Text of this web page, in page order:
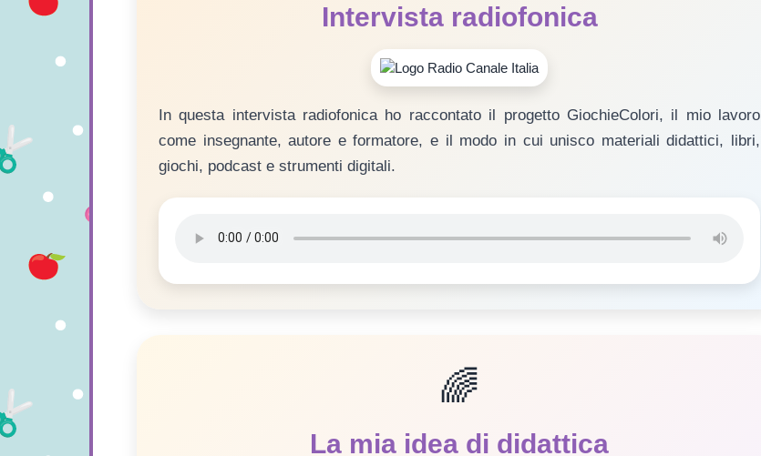
Intervista radiofonica
In questa intervista radiofonica ho raccontato il progetto GiochieColori, il mio lavoro
come insegnante, autore e formatore, e il modo in cui unisco materiali didattici, libri,
giochi, podcast e strumenti digitali.
🌈
La mia idea di didattica